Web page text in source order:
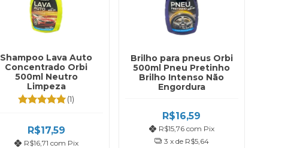
Shampoo Lava Auto
Concentrado Orbi
500ml Neutro
Limpeza
(1)
R$17,59
R$16,71 com Pix
Brilho para pneus Orbi
500ml Pneu Pretinho
Brilho Intenso Não
Engordura
R$16,59
R$15,76 com Pix
3 x de R$5,64